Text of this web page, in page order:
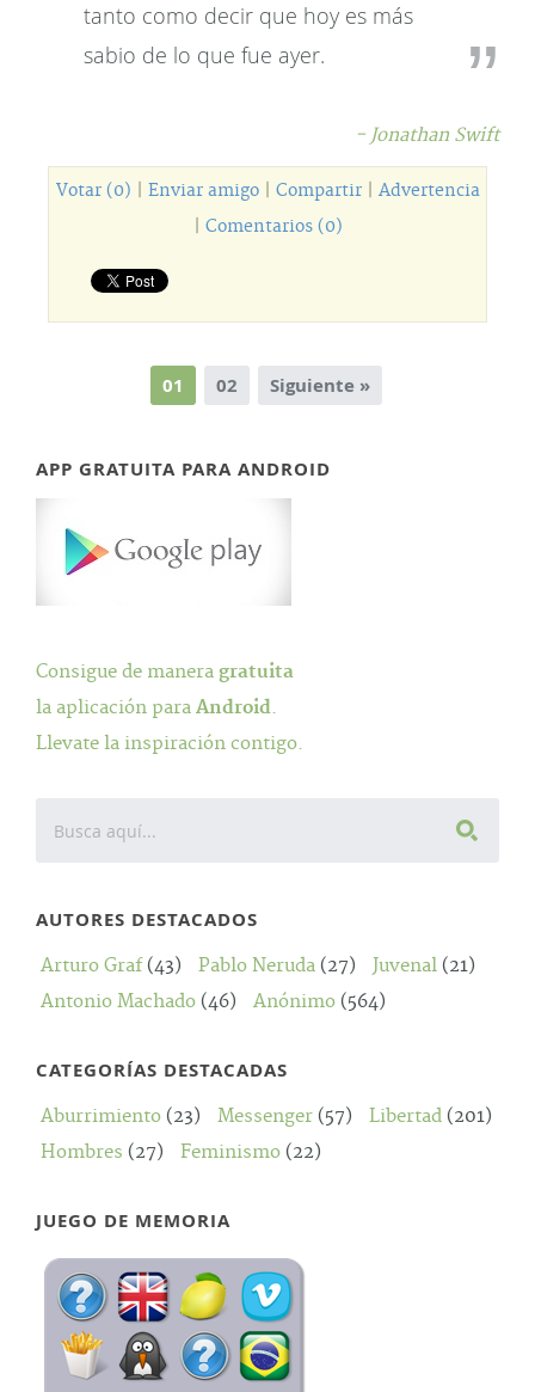
tanto como decir que hoy es más
sabio de lo que fue ayer.
- Jonathan Swift
Votar (0) Enviar amigo| Compartir| Advertencia
Comentarios (0)
01 02 Siguiente »
APP GRATUITA PARA ANDROID
Consigue de manera gratuita
la aplicación para Android.
Llevate la inspiración contigo.
AUTORES DESTACADOS
Arturo Graf(43) Pablo Neruda (27) Juvenal (21)
Antonio Machado (46) Anónimo (564)
CATEGORÍAS DESTACADAS
Aburrimiento (23) Messenger (57) Libertad (201)
Hombres (27) Feminismo (22)
JUEGO DE MEMORIA